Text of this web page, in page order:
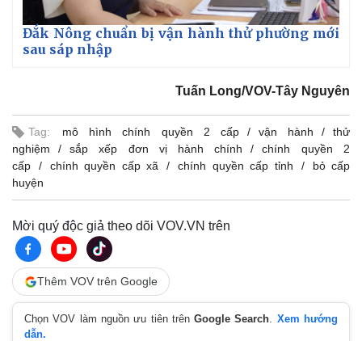
Đắk Nông chuẩn bị vận hành thử phường mới
sau sáp nhập
Tuấn Long/VOV-Tây Nguyên
Tag: mô hình chính quyền 2 cấp vận hành
thử
nghiệm
sắp xếp đơn vị hành chính
chính quyền 2
cấp
chính quyền cấp xã chính quyền cấp tỉnh
bỏ cấp
huyện
Mời quý độc giả theo dõi VOV.VN trên
Thêm VOV trên Google
Chọn VOV làm nguồn ưu tiên trênGoogle Search. Xem hướng
dẫn.